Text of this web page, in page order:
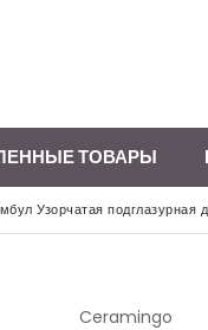
ТОВАРЫ
Узорчатая подглазурная
Ceramingo